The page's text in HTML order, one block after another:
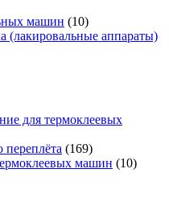
машин (10)
(лакировальные аппараты)
для термоклеевых
(169)
машин (10)